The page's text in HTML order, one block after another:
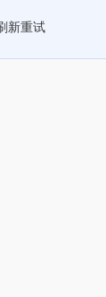
新重试